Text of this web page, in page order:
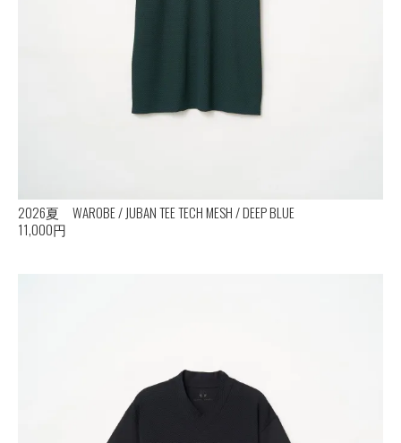
2026夏 WAROBE / JUBAN TEE TECH MESH / DEEP BLUE
11,000円